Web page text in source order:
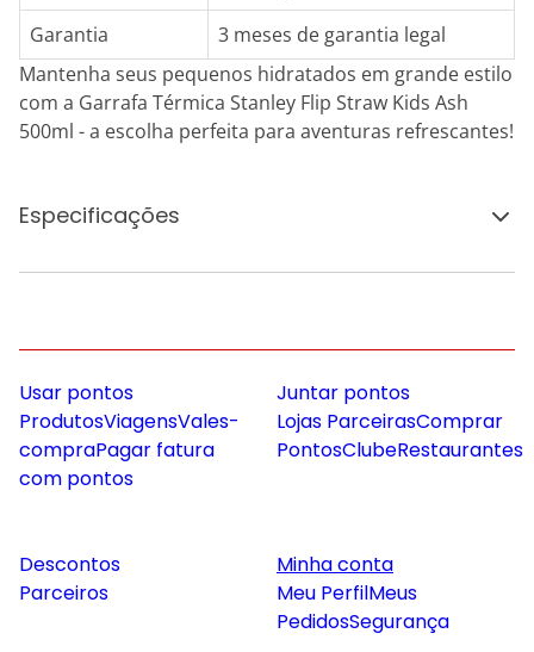
Garantia
3 meses de garantia legal
Mantenha seus pequenos hidratados em grande estilo
com a Garrafa Térmica Stanley Flip Straw Kids Ash
500ml - a escolha perfeita para aventuras refrescantes!
Especificações
Usar pontos
ProdutosViagensVales-
compraPagar fatura
com pontos
Juntar pontos
Lojas ParceirasComprar
PontosClubeRestaurantes
Descontos
Parceiros
Minha conta
Meu PerfilMeus
PedidosSegurança